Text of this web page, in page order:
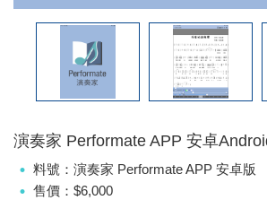
演奏家 Performate APP 安卓
料號：演奏家 Performate APP 安卓版
售價：$6,000